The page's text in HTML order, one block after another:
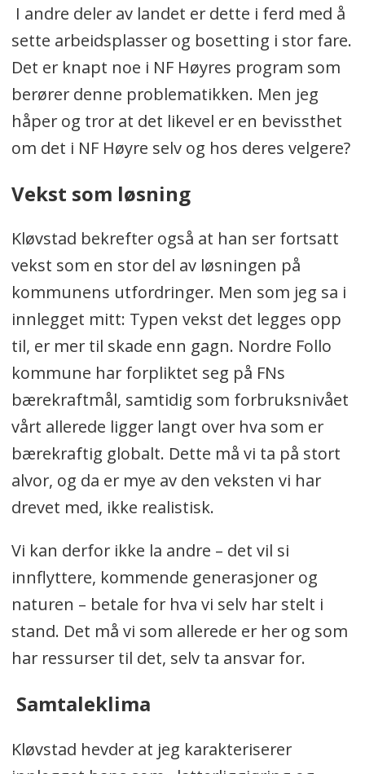
I andre deler av landet er dette i ferd med å
sette arbeidsplasser og bosetting i stor fare.
Det er knapt noe i NF Høyres program som
berører denne problematikken. Men jeg
håper og tror at det likevel er en bevissthet
om det i NF Høyre selv og hos deres velgere?
Vekst som løsning
Kløvstad bekrefter også at han ser fortsatt
vekst som en stor del av løsningen på
kommunens utfordringer. Men som jeg sa i
innlegget mitt: Typen vekst det legges opp
til, er mer til skade enn gagn. Nordre Follo
kommune har forpliktet seg på FNs
bærekraftmål, samtidig som forbruksnivået
vårt allerede ligger langt over hva som er
bærekraftig globalt. Dette må vi ta på stort
alvor, og da er mye av den veksten vi har
drevet med, ikke realistisk.
Vi kan derfor ikke la andre – det vil si
innflyttere, kommende generasjoner og
naturen – betale for hva vi selv har stelt i
stand. Det må vi som allerede er her og som
har ressurser til det, selv ta ansvar for.
Samtaleklima
Kløvstad hevder at jeg karakteriserer